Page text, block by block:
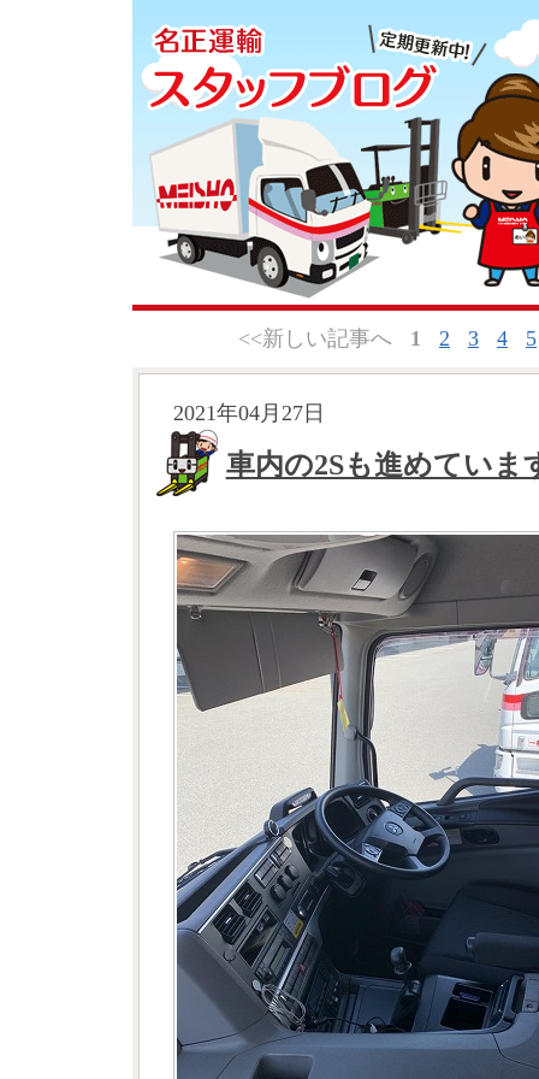
<<新しい記事へ 1 2 3 4 5
2021年04月27日
車内の2Sも進めていま